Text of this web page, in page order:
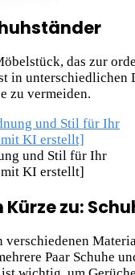
das zur
in unterschiedlichen
zu vermeiden.
und Stil für Ihr
KI erstellt]
zu:
verschiedenen
Paar Schuhe